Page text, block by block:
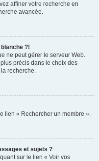
affiner votre recherche en
avancée.
?!
ne peut gérer le serveur Web.
précis dans le choix des
recherche.
lien « Rechercher un membre ».
et sujets ?
sur le lien « Voir vos